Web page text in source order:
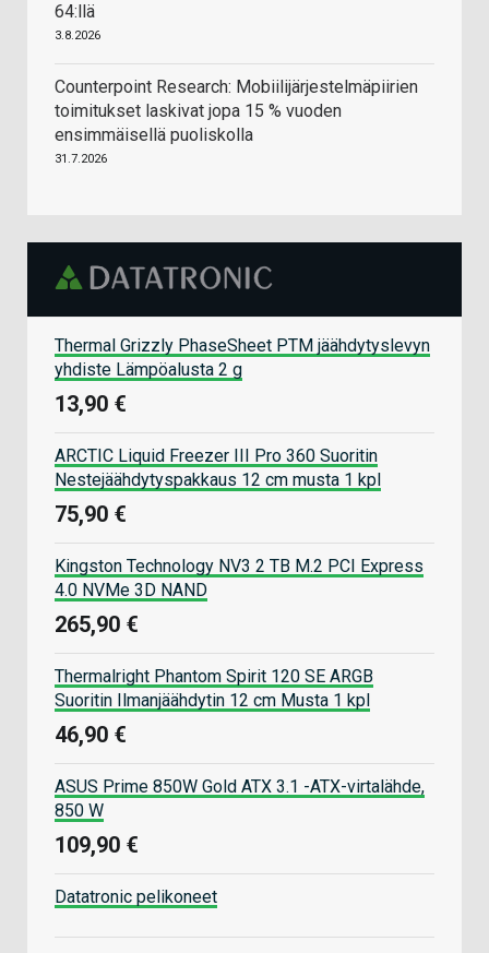
64:llä
3.8.2026
Counterpoint Research: Mobiilijärjestelmäpiirien
toimitukset laskivat jopa 15 % vuoden
ensimmäisellä puoliskolla
31.7.2026
Thermal Grizzly PhaseSheet PTM jäähdytyslevyn
yhdiste Lämpöalusta 2 g
13,90 €
ARCTIC Liquid Freezer III Pro 360 Suoritin
Nestejäähdytyspakkaus 12 cm musta 1 kpl
75,90 €
Kingston Technology NV3 2 TB M.2 PCI Express
4.0 NVMe 3D NAND
265,90 €
Thermalright Phantom Spirit 120 SE ARGB
Suoritin Ilmanjäähdytin 12 cm Musta 1 kpl
46,90 €
ASUS Prime 850W Gold ATX 3.1 -ATX-virtalähde,
850 W
109,90 €
Datatronic pelikoneet